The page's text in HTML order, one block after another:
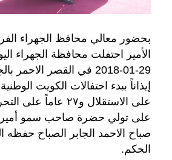
بحضور معالي محافظ الجهراء
الأمير احتفلت محافظة الجهراء
29-01-2018 في القصر
على تولي حضرة صاحب سمو أمير
صباح الاحمد الجابر الصباح حفظه
الحكم.